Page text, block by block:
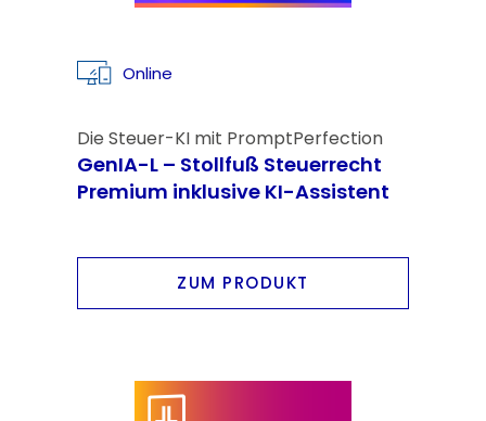
Online
Die Steuer-KI mit PromptPerfection
GenIA-L – Stollfuß Steuerrecht
Premium inklusive KI-Assistent
ZUM PRODUKT